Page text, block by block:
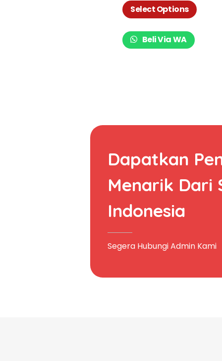
024-12
Select Options
Beli Via WA
Dapatkan
Menarik Dari
Indonesia
Segera Hubungi Admin Kami